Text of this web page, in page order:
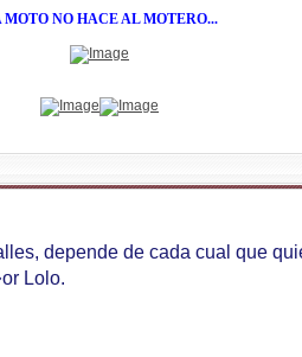
MOTO NO HACE AL MOTERO...
depende de cada cual que
Lolo.